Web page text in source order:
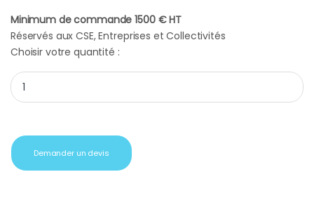
Minimum de commande 1500 € HT
Réservés aux CSE, Entreprises et Collectivités
Choisir votre quantité :
Cadeau client lecteur DVD portable D-JIX quantity
Demander un devis